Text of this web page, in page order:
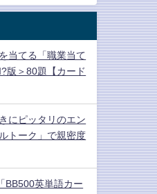
当てる「職業当て
版＞80題【カード
にピッタリのエン
トーク」で親密度
BB500英単語カー